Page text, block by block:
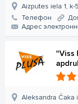
Aizputes iela 1, k-
Телефон
Aдрес
"Viss
Aleksandra Čaka